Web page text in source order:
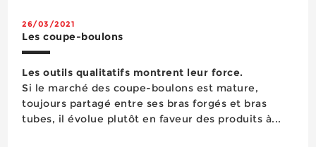
26/03/2021
Les coupe-boulons
Les outils qualitatifs montrent leur force.
Si le marché des coupe-boulons est mature,
toujours partagé entre ses bras forgés et bras
tubes, il évolue plutôt en faveur des produits à...